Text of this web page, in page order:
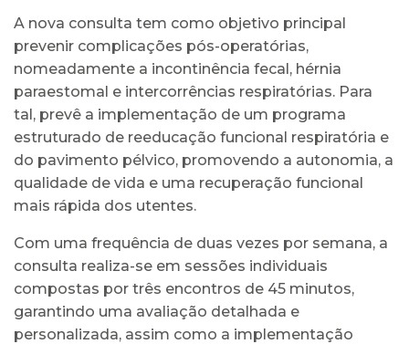
A nova consulta tem como objetivo principal
prevenir complicações pós-operatórias,
nomeadamente a incontinência fecal, hérnia
paraestomal e intercorrências respiratórias. Para
tal, prevê a implementação de um programa
estruturado de reeducação funcional respiratória e
do pavimento pélvico, promovendo a autonomia, a
qualidade de vida e uma recuperação funcional
mais rápida dos utentes.
Com uma frequência de duas vezes por semana, a
consulta realiza-se em sessões individuais
compostas por três encontros de 45 minutos,
garantindo uma avaliação detalhada e
personalizada, assim como a implementação